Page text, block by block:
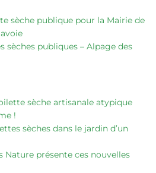
sèche publique pour la Mairie de
sèches publiques – Alpage des
sèche artisanale atypique
!
sèches dans le jardin d’un
Nature présente ces nouvelles